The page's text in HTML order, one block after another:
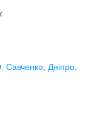
Дніпро,